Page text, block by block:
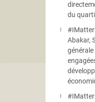
du
Abakar,
générale